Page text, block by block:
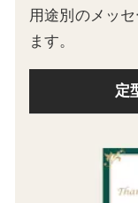
用途別のメッ
ます。
定